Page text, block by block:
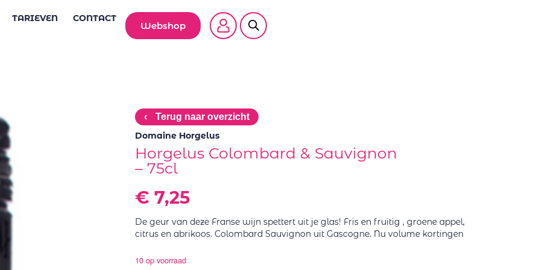
TARIEVEN CONTACT
Webshop
‹ Terug naar overzicht
Domaine Horgelus
Horgelus Colombard & Sauvignon
– 75cl
€ 7,25
De geur van deze Franse wijn spettert uit je glas! Fris en fruitig , groene appel,
citrus en abrikoos. Colombard Sauvignon uit Gascogne. Nu volume kortingen
10 op voorraad